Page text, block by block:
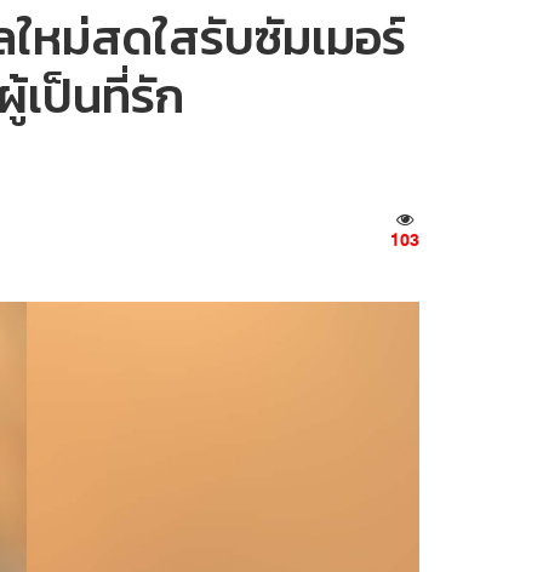
หม่สดใสรับซัมเมอร์
เป็นที่รัก
103